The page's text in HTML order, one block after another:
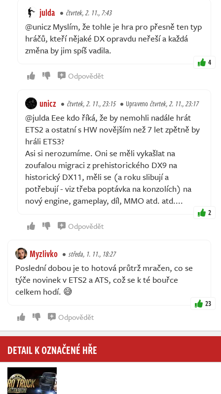
julda čtvrtek, 2. 11., 7:43
@unicz Myslím, že tohle je hra pro přesně ten typ
hráčů, kteří nějaké DX opravdu neřeší a každá
změna by jim spíš vadila.
4
Odpovědět
unicz čtvrtek, 2. 11., 23:15 Upravenočtvrtek, 2. 11., 23:17
@julda Eee kdo říká, že by nemohli nadále hrát
ETS2 a ostatní s HW novějším než 7 let zpětně by
hráli ETS3?
Asi si nerozumíme. Oni se měli vykašlat na
zoufalou migraci z prehistorického DX9 na
historický DX11, měli se (a roku slibují a
potřebují - viz třeba poptávka na konzolích) na
nový engine, gameplay, díl, MMO atd. atd....
2
Odpovědět
Myzlivko středa, 1. 11., 18:27
Poslední dobou je to hotová průtrž mračen, co se
týče novinek v ETS2 a ATS, což se k té bouřce
celkem hodí. 😅
23
Odpovědět
DETAIL K OZNAČENÉ HŘE